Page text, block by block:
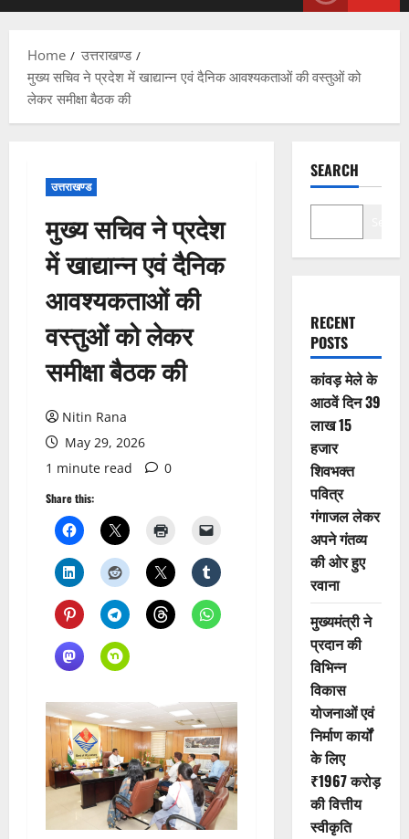
Home
उत्तराखण्ड
मुख्य सचिव ने प्रदेश में खाद्यान्न एवं दैनिक आवश्यकताओं की वस्तुओं को
लेकर समीक्षा बैठक की
उत्तराखण्ड
मुख्य सचिव ने प्रदेश
में खाद्यान्न एवं दैनिक
आवश्यकताओं की
वस्तुओं को लेकर
समीक्षा बैठक की
Nitin Rana
May 29, 2026
1 minute read
0
Share this:
SEARCH
RECENT
POSTS
कांवड़ मेले के
आठवें दिन 39
लाख 15
हजार
शिवभक्त
पवित्र
गंगाजल लेकर
अपने गंतव्य
की ओर हुए
रवाना
मुख्यमंत्री ने
प्रदान की
विभिन्न
विकास
योजनाओं एवं
निर्माण कार्यों
के लिए
₹1967 करोड़
की वित्तीय
स्वीकृति